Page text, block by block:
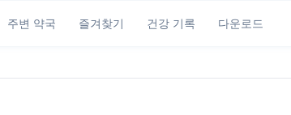
주변 약국 즐겨찾기 건강 기록 다운로드